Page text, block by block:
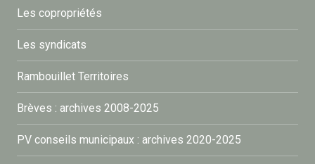
Les copropriétés
Les syndicats
Rambouillet Territoires
Brèves : archives 2008-2025
PV conseils municipaux : archives 2020-2025